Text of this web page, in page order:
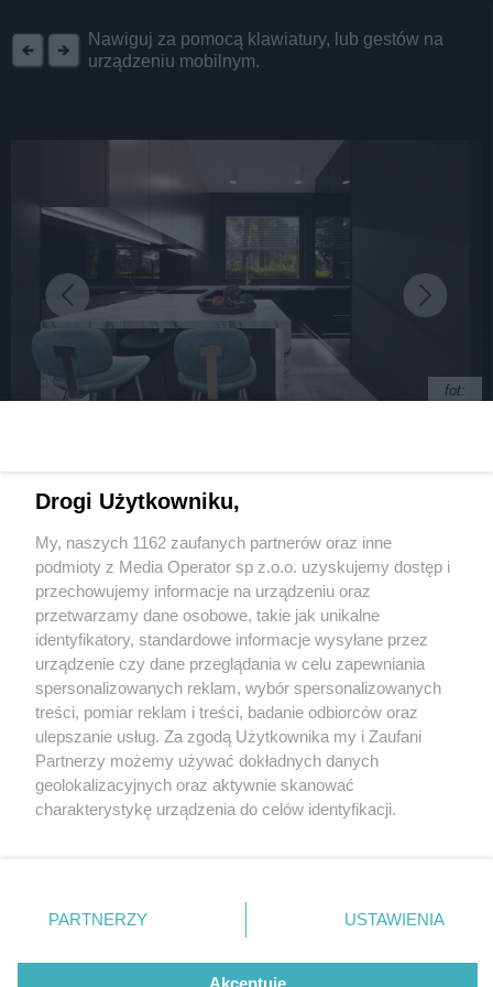
Nawiguj za pomocą klawiatury, lub gestów na
urządzeniu mobilnym.
fot:
2 / 8
WIZ II
Wydawca mediów lokalnych
Nie zapomnij
zapoznać się z:
polityką prywatności regulamin korzystania z portali
Twojemiasto
Piekary Śląskie
Chorzów
Tarnowskie Góry
Gliwice
Skontakuj sięz nami
Kontakt
Wydawca
Redakcja
Drogi Użytkowniku,
My, naszych 1162 zaufanych partnerów oraz inne
podmioty z Media Operator sp z.o.o. uzyskujemy dostęp i
przechowujemy informacje na urządzeniu oraz
przetwarzamy dane osobowe, takie jak unikalne
identyfikatory, standardowe informacje wysyłane przez
urządzenie czy dane przeglądania w celu zapewniania
spersonalizowanych reklam, wybór spersonalizowanych
treści, pomiar reklam i treści, badanie odbiorców oraz
ulepszanie usług. Za zgodą Użytkownika my i Zaufani
Partnerzy możemy używać dokładnych danych
geolokalizacyjnych oraz aktywnie skanować
charakterystykę urządzenia do celów identyfikacji.
zmienić/wycofać klikając przycisk ustawień prywatności
znajdujący się w lewym dolnym rogu strony
rodzaje przetwarzania danych nie wymagają zgody
użytkownika, ale masz prawo sprzeciwić się takiemu
PARTNERZY USTAWIENIA
Akceptuję